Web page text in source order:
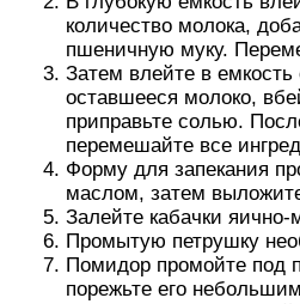
количество молока,
пшеничную муку.
Затем влейте в
оставшееся молоко,
приправьте солью.
перемешайте все
Форму для запекания
маслом, затем
Залейте кабачки
Промытую петрушку
Помидор промойте под
порежьте его